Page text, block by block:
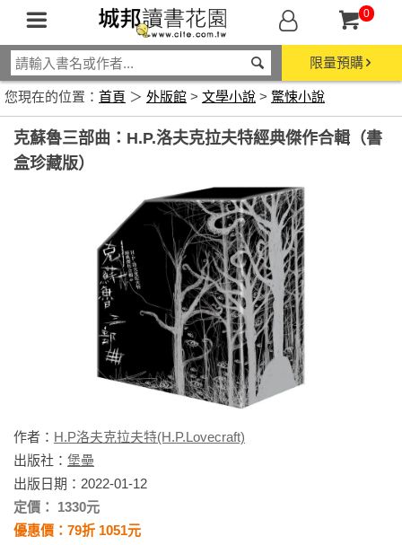
0
限量預購
您現在的位置： 首頁 ＞ 外版館 > 文學小說 > 驚悚小說
克蘇魯三部曲：H.P.洛夫克拉夫特經典傑作合輯（書
盒珍藏版）
作者： H.P洛夫克拉夫特(H.P.Lovecraft)
出版社： 堡壘
出版日期：2022-01-12
定價： 1330元
優惠價：79折 1051元